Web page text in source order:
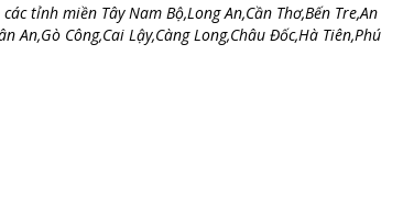
tỉnh miền Tây Nam Bộ,Long An,Cần Thơ,Bến Tre,An
An,Gò Công,Cai Lậy,Càng Long,Châu Đốc,Hà Tiên,Phú